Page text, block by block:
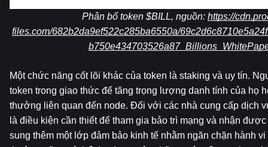
Phân bổ token $BILL, nguồn: https://
files.com/682b2da9ef522c285ba6550a/
Một chức năng cốt lõi khác của token là staking và uy tín.
token trong giao thức để tăng trọng lượng danh tính của họ
thưởng liên quan đến node. Đối với các nhà cung cấp dịch
là điều kiện cần thiết để tham gia bảo trì mạng và nhận
sung thêm một lớp đảm bảo kinh tế nhằm ngăn chặn hành